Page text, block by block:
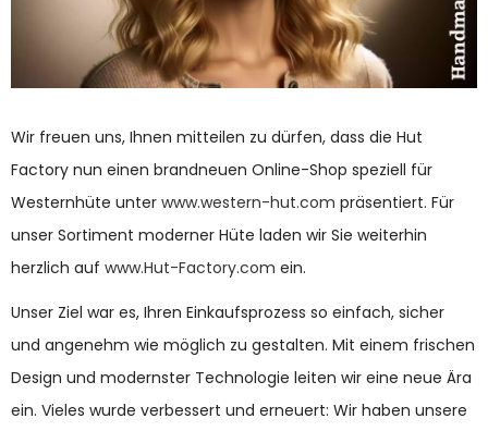
Wir freuen uns, Ihnen mitteilen zu dürfen, dass die Hut
Factory nun einen brandneuen Online-Shop speziell für
Westernhüte unter www.western-hut.com präsentiert. Für
unser Sortiment moderner Hüte laden wir Sie weiterhin
herzlich auf www.Hut-Factory.com ein.
Unser Ziel war es, Ihren Einkaufsprozess so einfach, sicher
und angenehm wie möglich zu gestalten. Mit einem frischen
Design und modernster Technologie leiten wir eine neue Ära
ein. Vieles wurde verbessert und erneuert: Wir haben unsere